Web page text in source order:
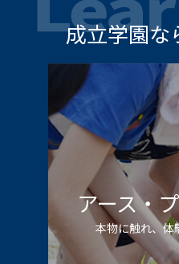
成立学園な
アース・
本物に触れ、体